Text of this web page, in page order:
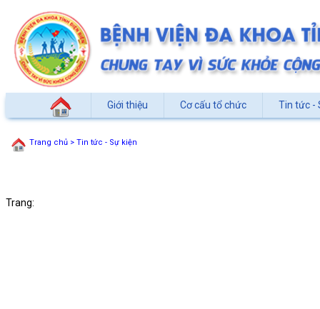
Giới thiệu Cơ cấu tổ chức Tin tức -
Trang chủ > Tin tức - Sự kiện
Trang: